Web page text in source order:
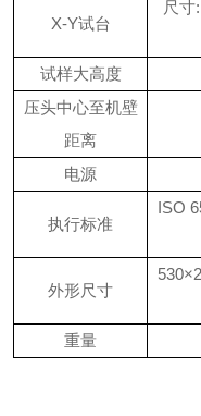
X-Y试台
尺寸
试样大高度
压头中心至机壁
距离
电源
执行标准
ISO
外形尺寸
重量